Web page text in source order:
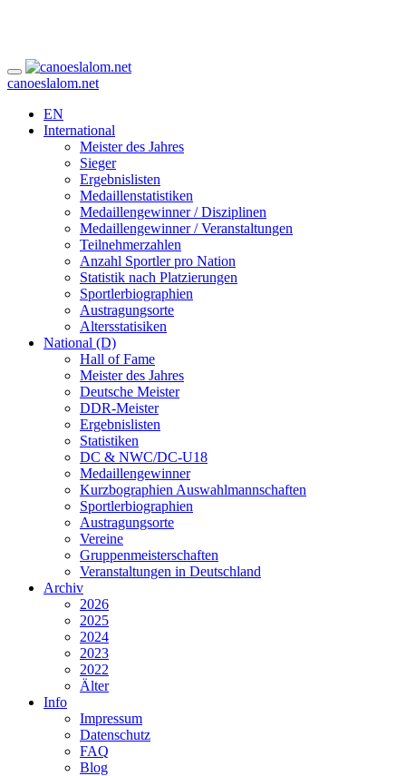
canoeslalom.net
EN
International
Meister des Jahres
Sieger
Ergebnislisten
Medaillenstatistiken
Medaillengewinner / Disziplinen
Medaillengewinner / Veranstaltungen
Teilnehmerzahlen
Anzahl Sportler pro Nation
Statistik nach Platzierungen
Sportlerbiographien
Austragungsorte
Altersstatisiken
National (D)
Hall of Fame
Meister des Jahres
Deutsche Meister
DDR-Meister
Ergebnislisten
Statistiken
DC & NWC/DC-U18
Medaillengewinner
Kurzbographien Auswahlmannschaften
Sportlerbiographien
Austragungsorte
Vereine
Gruppenmeisterschaften
Veranstaltungen in Deutschland
Archiv
2026
2025
2024
2023
2022
Älter
Info
Impressum
Datenschutz
FAQ
Blog